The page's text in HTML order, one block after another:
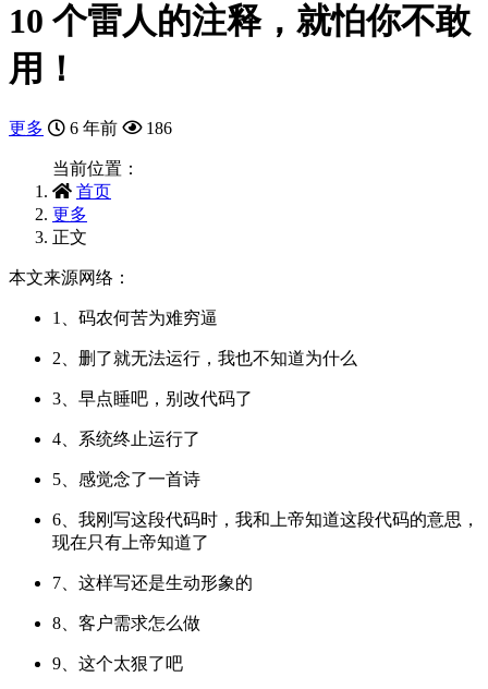
10 个雷人的注释，就怕你不敢
用！
更多 6 年前 186
当前位置：
首页
更多
正文
本文来源网络：
1、码农何苦为难穷逼
2、删了就无法运行，我也不知道为什么
3、早点睡吧，别改代码了
4、系统终止运行了
5、感觉念了一首诗
6、我刚写这段代码时，我和上帝知道这段代码的意思，
现在只有上帝知道了
7、这样写还是生动形象的
8、客户需求怎么做
9、这个太狠了吧